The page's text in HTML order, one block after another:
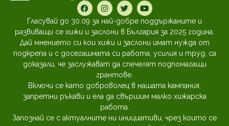
Гласувай до 30.09 за най-добре поддържаните и
развиващи се хижи и заслони в България за 2025 година.
Дай мнението си кои хижи и заслони имат нужда от
подкрепа и с досегашната си работа, усилия и труд, са
доказали, че заслужават да спечелят подпомагащи
грантове.
Включи се като доброволец в нашата кампания,
запретни ръкави и ела да свършим малко хижарска
работа.
Запознай се с актуалните ни инициативи, чрез които се